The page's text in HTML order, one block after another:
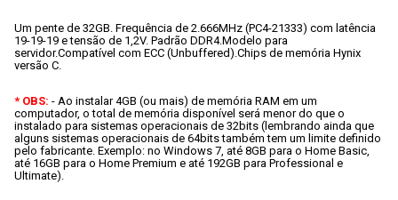
Um pente de 32GB. Frequência de 2.666MHz (PC4-21333) com latência
19-19-19 e tensão de 1,2V. Padrão DDR4.Modelo para
servidor.Compatível com ECC (Unbuffered).Chips de memória Hynix
versão C.
* OBS: - Ao instalar 4GB (ou mais) de memória RAM em um
computador, o total de memória disponível será menor do que o
instalado para sistemas operacionais de 32bits (lembrando ainda que
alguns sistemas operacionais de 64bits também tem um limite definido
pelo fabricante. Exemplo: no Windows 7, até 8GB para o Home Basic,
até 16GB para o Home Premium e até 192GB para Professional e
Ultimate).